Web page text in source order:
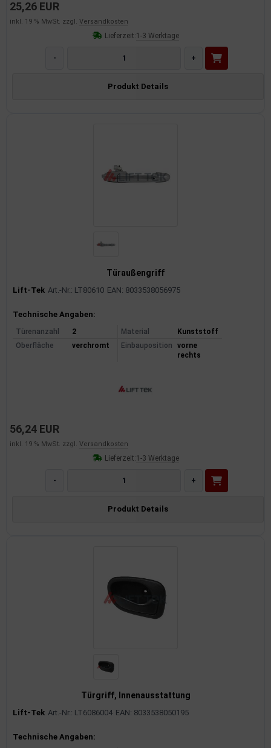
25,26 EUR
inkl. 19 % MwSt. zzgl. Versandkosten
Lieferzeit:1-3 Werktage
- +
Produkt Details
Türaußengriff
Lift-Tek Art.-Nr.: LT80610 EAN: 8033538056975
Produktinformationen
Technische Angaben:
Türenanzahl 2 Material
Kunststoff
Oberfläche
verchromt Einbauposition
vorne
rechts
56,24 EUR
inkl. 19 % MwSt. zzgl. Versandkosten
Lieferzeit:1-3 Werktage
- +
Produkt Details
Türgriff, Innenausstattung
Lift-Tek Art.-Nr.: LT6086004 EAN: 8033538050195
Produktinformationen
Technische Angaben: